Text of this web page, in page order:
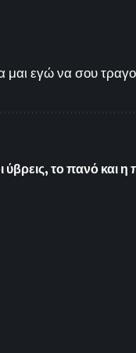
μαι εγώ να σου
ύβρεις, το πανό και